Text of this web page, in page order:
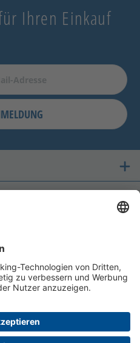
Ihren Einkauf